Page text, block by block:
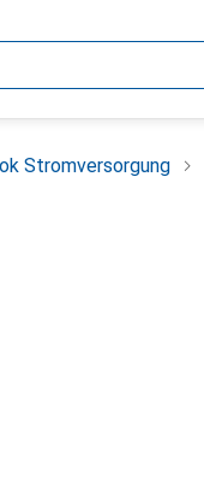
Stromversorgung